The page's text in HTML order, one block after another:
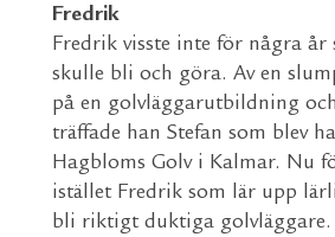
Fredrik
Fredrik visste inte för några år
skulle bli och göra. Av en
på en golvläggarutbildning
träffade han Stefan som blev
Hagbloms Golv i Kalmar. Nu
istället Fredrik som lär upp
bli riktigt duktiga golvläggare.